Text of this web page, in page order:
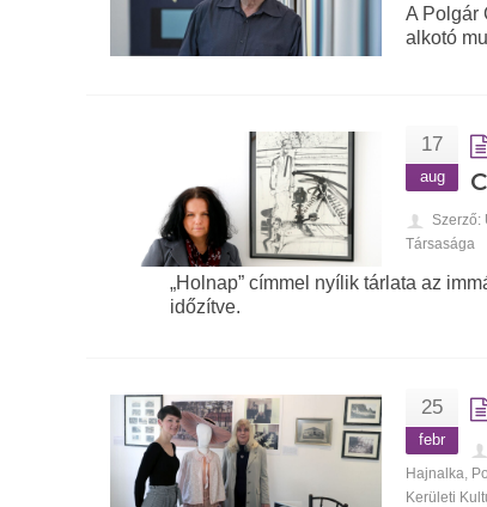
A Polgár
alkotó
17
aug
Szerző:
Társasága
„Holnap” címmel nyílik tárlata az
időzítve.
25
febr
Hajnalka
Kerületi